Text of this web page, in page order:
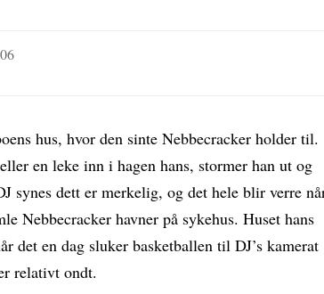
hus, hvor den sinte Nebbecracker holder til.
en leke inn i hagen hans, stormer han ut og
synes dett er merkelig, og det hele blir verre
Nebbecracker havner på sykehus. Huset hans
det en dag sluker basketballen til DJ’s kamerat
relativt ondt.